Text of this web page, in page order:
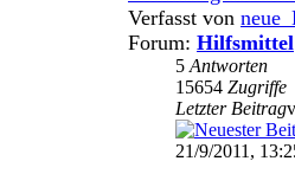
Verfasst von
Forum: Hilfsmittel
5 Antworten
15654 Zugriffe
Letzter Beitrag
21/9/2011,